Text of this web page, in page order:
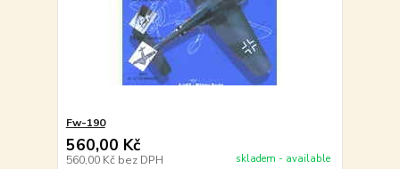
Fw-190
560,00 Kč
560,00 Kč bez DPH skladem - available